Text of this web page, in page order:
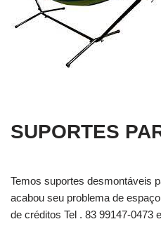
SUPORTES
Temos suportes desmontáveis
acabou seu problema de
de créditos Tel . 83 99147-0473 e